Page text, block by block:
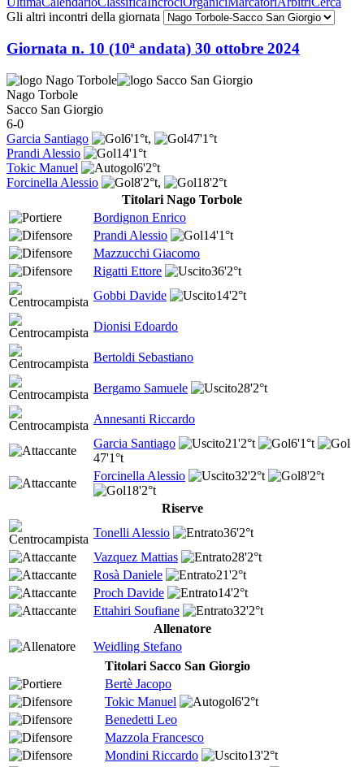
Gli altri incontri della giornata
Giornata n. 10 (10ª andata) 30 ottobre 2024
Nago Torbole
Sacco San Giorgio
6-0
Garcia Santiago
6'1°t, 47'1°t
Prandi Alessio
14'1°t
Tokic Manuel
6'2°t
Forcinella Alessio
8'2°t, 18'2°t
Titolari Nago Torbole
Bordignon Enrico
Prandi Alessio
14'1°t
Mazzucchi Giacomo
Rigatti Ettore
36'2°t
Gobbi Davide
14'2°t
Dionisi Edoardo
Bertoldi Sebastiano
Bergamo Samuele 28'2°t
Annesanti Riccardo
Garcia Santiago
21'2°t 6'1°t
47'1°t
Forcinella Alessio
32'2°t 8'2°t
18'2°t
Riserve
Tonelli Alessio
36'2°t
Vazquez Mattias
28'2°t
Rosà Daniele
21'2°t
Proch Davide
14'2°t
Ettahiri Soufiane
32'2°t
Allenatore
Weidling Stefano
Titolari Sacco San Giorgio
Bertè Jacopo
Tokic Manuel
6'2°t
Benedetti Leo
Mazzola Francesco
Mondini Riccardo
13'2°t